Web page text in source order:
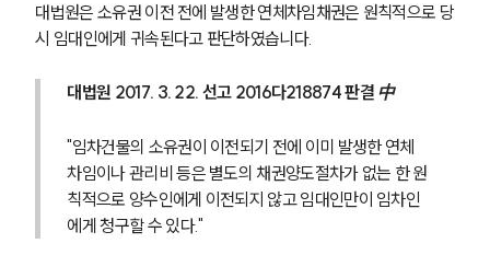
대법원은 소유권 이전 전에 발생한 연체차임채권은 원칙적으로 당
시 임대인에게 귀속된다고 판단하였습니다.
대법원 2017. 3. 22. 선고 2016다218874 판결 中
"임차건물의 소유권이 이전되기 전에 이미 발생한 연체
차임이나 관리비 등은 별도의 채권양도절차가 없는 한 원
칙적으로 양수인에게 이전되지 않고 임대인만이 임차인
에게 청구할 수 있다."